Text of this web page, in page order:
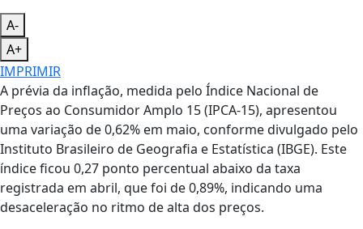
A-
A+
IMPRIMIR
A prévia da inflação, medida pelo Índice Nacional de
Preços ao Consumidor Amplo 15 (IPCA-15), apresentou
uma variação de 0,62% em maio, conforme divulgado pelo
Instituto Brasileiro de Geografia e Estatística (IBGE). Este
índice ficou 0,27 ponto percentual abaixo da taxa
registrada em abril, que foi de 0,89%, indicando uma
desaceleração no ritmo de alta dos preços.